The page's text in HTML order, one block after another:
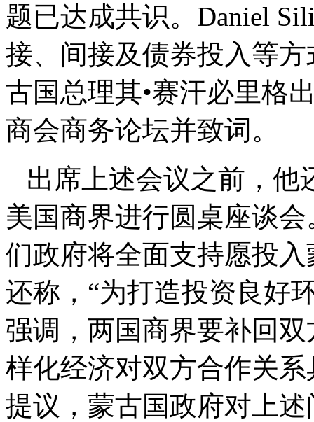
题已达成共识。Daniel
接、间接及债券投入等
古国总理其•赛汗必里
商会商务论坛并致词。
出席上述会议之前，他
美国商界进行圆桌座谈
们政府将全面支持愿投
还称，“为打造投资良好
强调，两国商界要补回
样化经济对双方合作关
提议，蒙古国政府对上